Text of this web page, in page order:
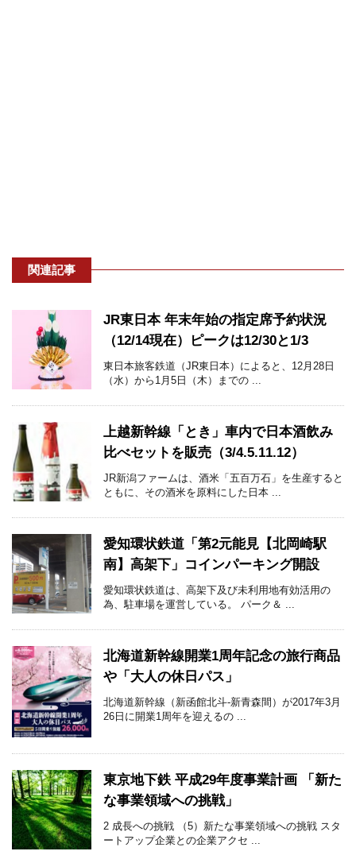
関連記事
JR東日本 年末年始の指定席予約状況
（12/14現在）ピークは12/30と1/3
東日本旅客鉄道（JR東日本）によると、12月28日
（水）から1月5日（木）までの ...
上越新幹線「とき」車内で日本酒飲み
比べセットを販売（3/4.5.11.12）
JR新潟ファームは、酒米「五百万石」を生産すると
ともに、その酒米を原料にした日本 ...
愛知環状鉄道「第2元能見【北岡崎駅
南】高架下」コインパーキング開設
愛知環状鉄道は、高架下及び未利用地有効活用の
為、駐車場を運営している。 パーク＆ ...
北海道新幹線開業1周年記念の旅行商品
や「大人の休日パス」
北海道新幹線（新函館北斗-新青森間）が2017年3月
26日に開業1周年を迎えるの ...
東京地下鉄 平成29年度事業計画 「新た
な事業領域への挑戦」
2 成長への挑戦 （5）新たな事業領域への挑戦 スタ
ートアップ企業との企業アクセ ...